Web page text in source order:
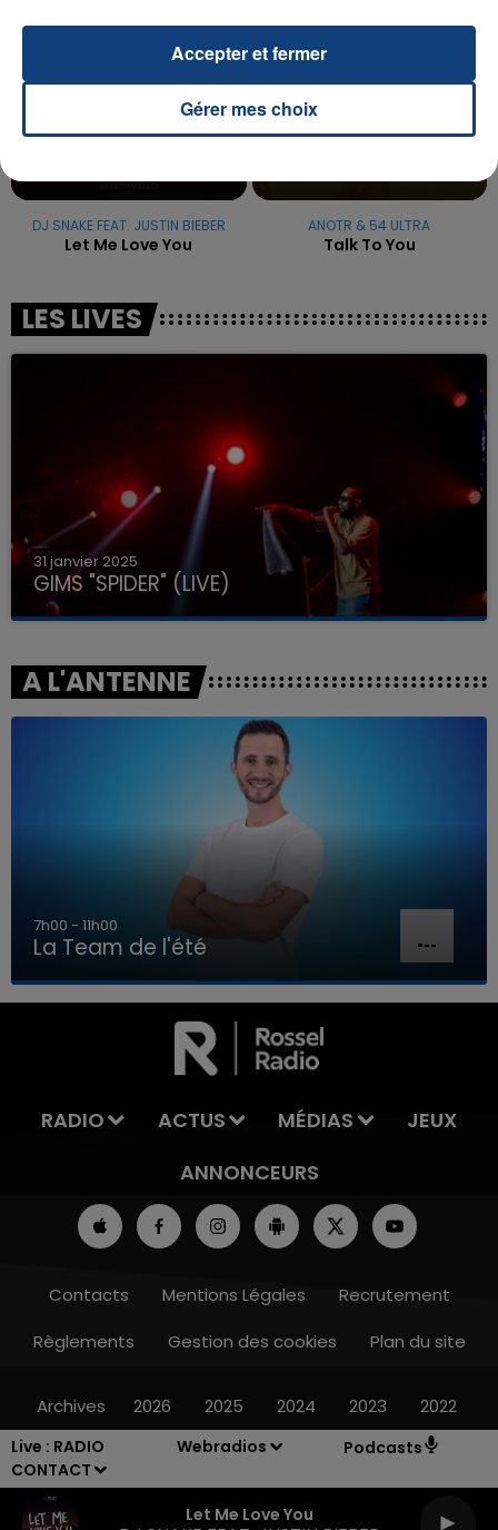
Live : RADIO
CONTACT
Webradios Podcasts
Let Me Love You
LA TEAM DE L'ÉTÉ
DJ SNAKE FEAT. JUSTIN BIEBER
Let Me Love You
ANOTR & 54 ULTRA
Talk To You
LES LIVES
31 janvier 2025
GIMS "SPIDER" (LIVE)
A L'ANTENNE
7h00 - 11h00
La Team de l'été
RADIO ACTUS MÉDIAS
JEUX
ANNONCEURS
Contacts Mentions Légales
Recrutement
Règlements
Gestion des cookies Plan du site
Archives 2026 2025 2024 2023 2022
Gérer mes choix
Accepter et fermer